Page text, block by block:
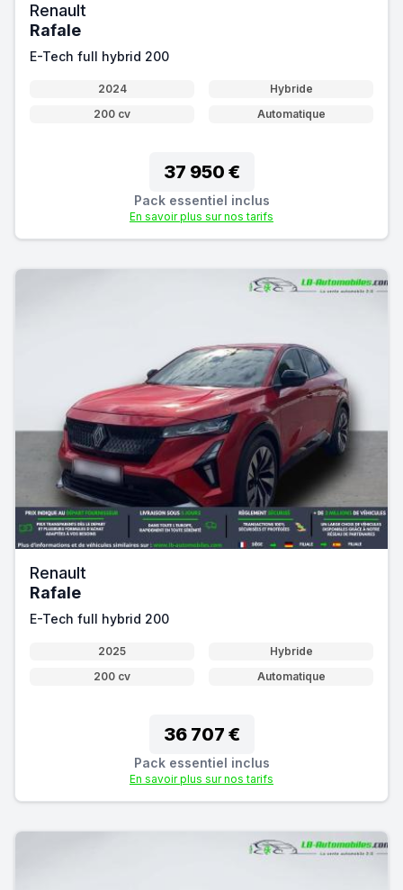
Renault
Rafale
E-Tech full hybrid 200
2024
Hybride
200 cv
Automatique
37 950 €
Pack essentiel inclus
En savoir plus sur nos tarifs
Renault
Rafale
E-Tech full hybrid 200
2025
Hybride
200 cv
Automatique
36 707 €
Pack essentiel inclus
En savoir plus sur nos tarifs